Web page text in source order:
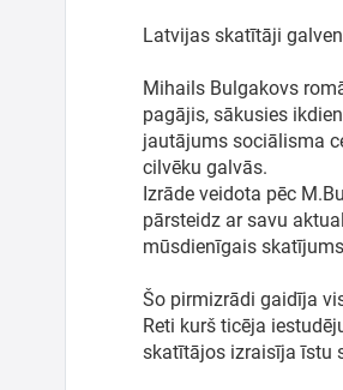
Meklēt kartē
Latvijas skatītāji
Mihails Bulgakovs
pagājis, sākusies
jautājums sociālisma
cilvēku galvās.
Izrāde veidota pēc
pārsteidz ar savu
mūsdienīgais
Šo pirmizrādi gaidīja
Reti kurš ticēja
skatītājos izraisīja īstu